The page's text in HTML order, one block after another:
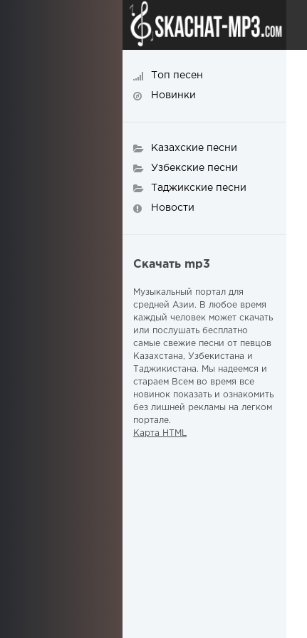
Топ песен
Новинки
Казахские песни
Узбекские песни
Таджикские песни
Новости
Скачать mp3
Музыкальный портал для
средней Азии. В любое время
каждый человек может скачать
или послушать бесплатно
самые свежие песни от певцов
Казахстана, Узбекистана и
Таджикистана. Мы надеемся и
стараем Всем во время все
новинок показать и ознакомить
без лишней рекламы на легком
портале.
Карта HTML